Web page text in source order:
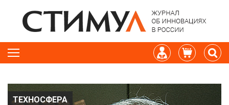
ТЕХНОСФЕРА